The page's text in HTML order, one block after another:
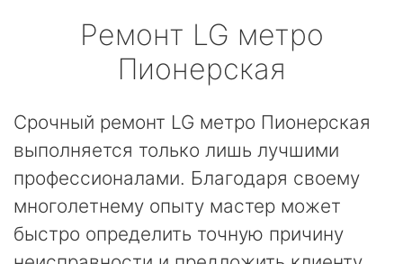
Ремонт LG метро
Пионерская
Срочный ремонт LG метро Пионерская
выполняется только лишь лучшими
профессионалами. Благодаря своему
многолетнему опыту мастер может
быстро определить точную причину